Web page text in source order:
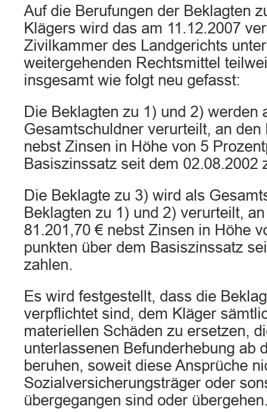
Auf die Berufungen der Beklagten
Klägers wird das am 11.12.2007
Zivilkammer des Landgerichts
weitergehenden Rechtsmittel
insgesamt wie folgt neu gefasst:
Die Beklagten zu 1) und 2) werden
Gesamtschuldner verurteilt, an den
nebst Zinsen in Höhe von 5
Basiszinssatz seit dem 02.08.2002
Die Beklagte zu 3) wird als
Beklagten zu 1) und 2) verurteilt,
81.201,70 € nebst Zinsen in Höhe
punkten über dem Basiszinssatz
zahlen.
Es wird festgestellt, dass die
verpflichtet sind, dem Kläger
materiellen Schäden zu ersetzen,
unterlassenen Befunderhebung ab
beruhen, soweit diese Ansprüche
Sozialversicherungsträger oder
übergegangen sind oder